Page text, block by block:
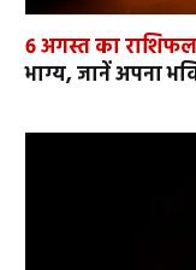
6 अगस्त का
भाग्य, जानें अपना